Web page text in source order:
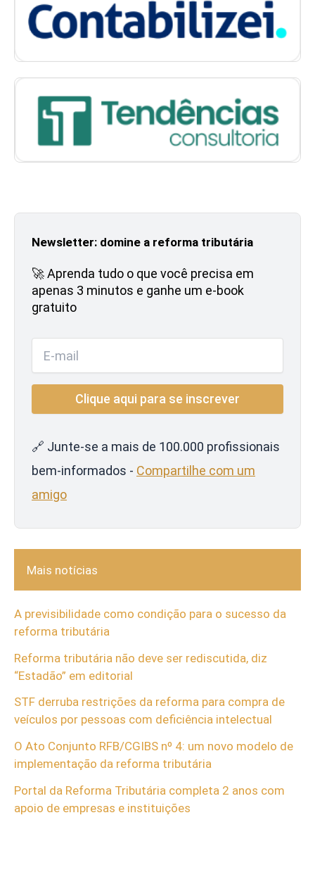
Newsletter: domine a reforma tributária
🚀 Aprenda tudo o que você precisa em
apenas 3 minutos e ganhe um e-book
gratuito
🔗 Junte-se a mais de 100.000 profissionais
bem-informados - Compartilhe com um
amigo
Mais notícias
A previsibilidade como condição para o sucesso da
reforma tributária
Reforma tributária não deve ser rediscutida, diz
“Estadão” em editorial
STF derruba restrições da reforma para compra de
veículos por pessoas com deficiência intelectual
O Ato Conjunto RFB/CGIBS nº 4: um novo modelo de
implementação da reforma tributária
Portal da Reforma Tributária completa 2 anos com
apoio de empresas e instituições